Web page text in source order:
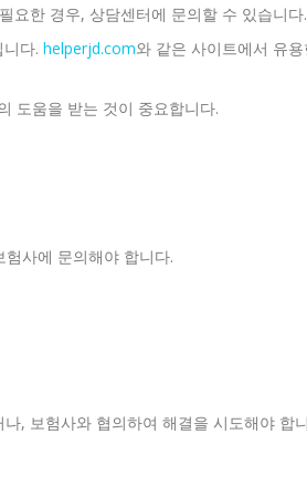
요한 경우, 상담센터에 문의할 수 있습니다.
다. helperjd.com와 같은 사이트에서 유
도움을 받는 것이 중요합니다.
사에 문의해야 합니다.
, 보험사와 협의하여 해결을 시도해야 합